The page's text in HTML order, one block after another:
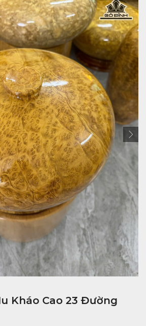
Kháo Cao 23 Đường